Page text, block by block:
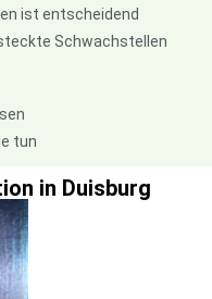
ist entscheidend
Schwachstellen
tun
in Duisburg